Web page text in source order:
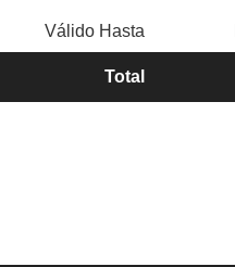
Válido Hasta
Total